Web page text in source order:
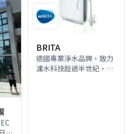
抽
初
⼀
，
喜
，
⽣
初
您
。
們
電
地
，
用
理念，為提供受到顧客喜
愛的產品而不斷努力，今
後還會透過獨特的技術、
產品、服務，進一步豐富
人們的生活，並為實現與
地球環境共存作貢獻為基
礎，展開從台灣到亞洲以
至全世界的產銷活動。
BRITA
德國專業淨水品牌，致力
濾水科技超過半世紀，不